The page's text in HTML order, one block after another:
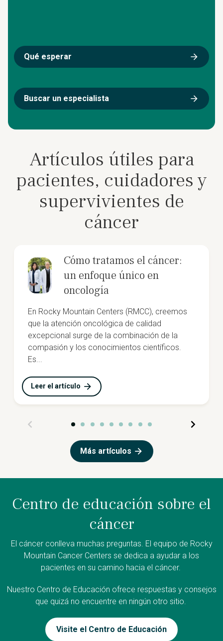
Qué esperar
Buscar un especialista
Artículos útiles para
pacientes, cuidadores y
supervivientes de
cáncer
Cómo tratamos el cáncer:
un enfoque único en
oncología
En Rocky Mountain Centers (RMCC), creemos
que la atención oncológica de calidad
excepcional surge de la combinación de la
compasión y los conocimientos científicos.
Es...
Leer el artículo
Más artículos
Centro de educación sobre el
cáncer
El cáncer conlleva muchas preguntas. El equipo de Rocky
Mountain Cancer Centers se dedica a ayudar a los
pacientes en su camino hacia el cáncer.
Nuestro Centro de Educación ofrece respuestas y consejos
que quizá no encuentre en ningún otro sitio.
Visite el Centro de Educación